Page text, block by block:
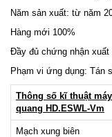
Năm sản xuất: từ năm
Hàng mới 100%
Đầy đủ chứng nhận
Phạm vi ứng dụng: Tán
Thông số kĩ thuật
quang HD.ESWL-Vm
Mạch xung biên